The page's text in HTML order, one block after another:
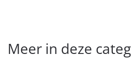
Meer in deze